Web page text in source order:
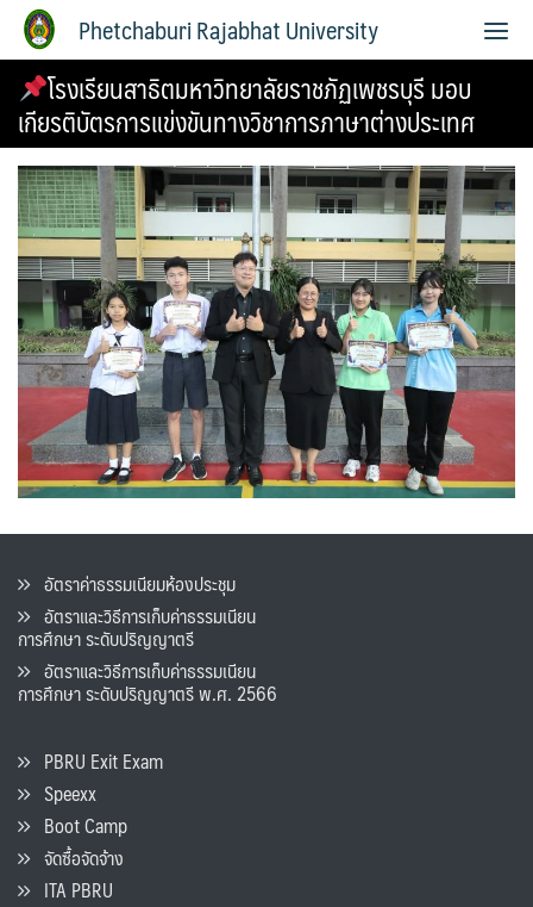
Phetchaburi Rajabhat University
โรงเรียนสาธิตมหาวิทยาลัยราชภัฏเพชรบุรี มอบ
เกียรติบัตรการแข่งขันทางวิชาการภาษาต่างประเทศ
อัตราค่าธรรมเนียมห้องประชุม
อัตราและวิธีการเก็บค่าธรรมเนียน
การศึกษา ระดับปริญญาตรี
อัตราและวิธีการเก็บค่าธรรมเนียน
การศึกษา ระดับปริญญาตรี พ.ศ. 2566
PBRU Exit Exam
Speexx
Boot Camp
จัดซื้อจัดจ้าง
ITA PBRU